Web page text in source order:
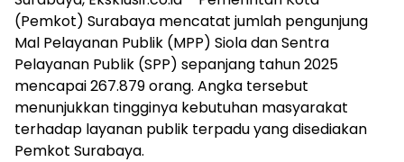
(Pemkot) Surabaya mencatat jumlah pengunjung
Mal Pelayanan Publik (MPP) Siola dan Sentra
Pelayanan Publik (SPP) sepanjang tahun 2025
mencapai 267.879 orang. Angka tersebut
menunjukkan tingginya kebutuhan masyarakat
terhadap layanan publik terpadu yang disediakan
Pemkot Surabaya.